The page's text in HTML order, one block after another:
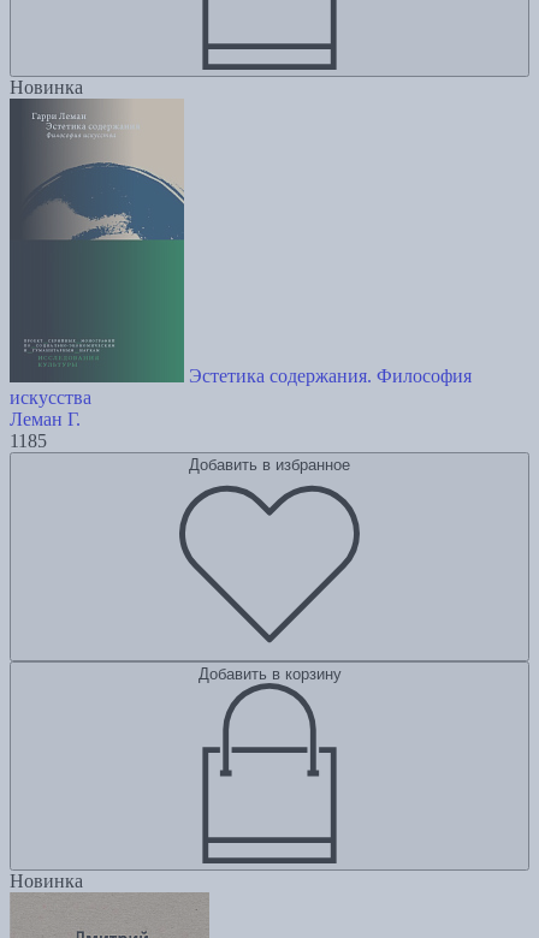
Новинка
Эстетика содержания. Философия
искусства
Леман Г.
1185
Добавить в избранное
Добавить в корзину
Новинка